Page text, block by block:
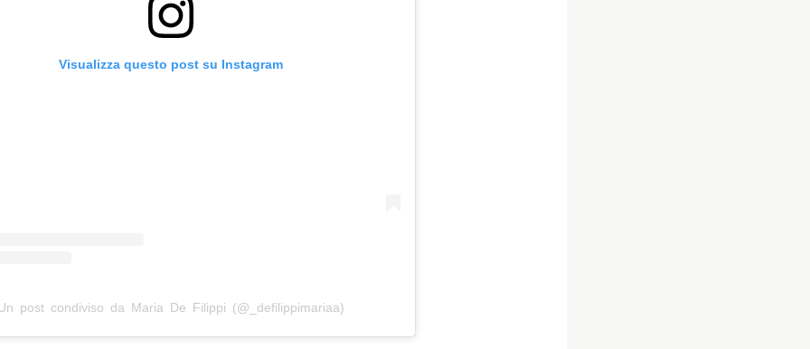
Visualizza questo post su Instagram
post condiviso da Maria De Filippi (@_defilippimariaa)